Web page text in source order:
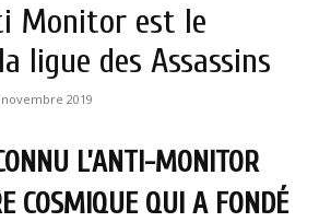
Monitor est le
ligue des Assassins
2019
L’ANTI-MONITOR
COSMIQUE QUI A FONDÉ